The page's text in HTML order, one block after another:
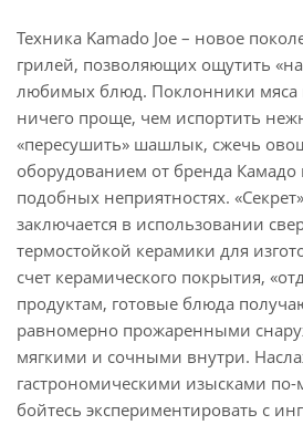
Техника Kamado Joe – новое
грилей, позволяющих ощутить
любимых блюд. Поклонники мяса
ничего проще, чем испортить
«пересушить» шашлык, сжечь
оборудованием от бренда Камадо
подобных неприятностях.
заключается в использовании
термостойкой керамики для
счет керамического покрытия,
продуктам, готовые блюда
равномерно прожаренными
мягкими и сочными внутри.
гастрономическими изысками
бойтесь экспериментировать с